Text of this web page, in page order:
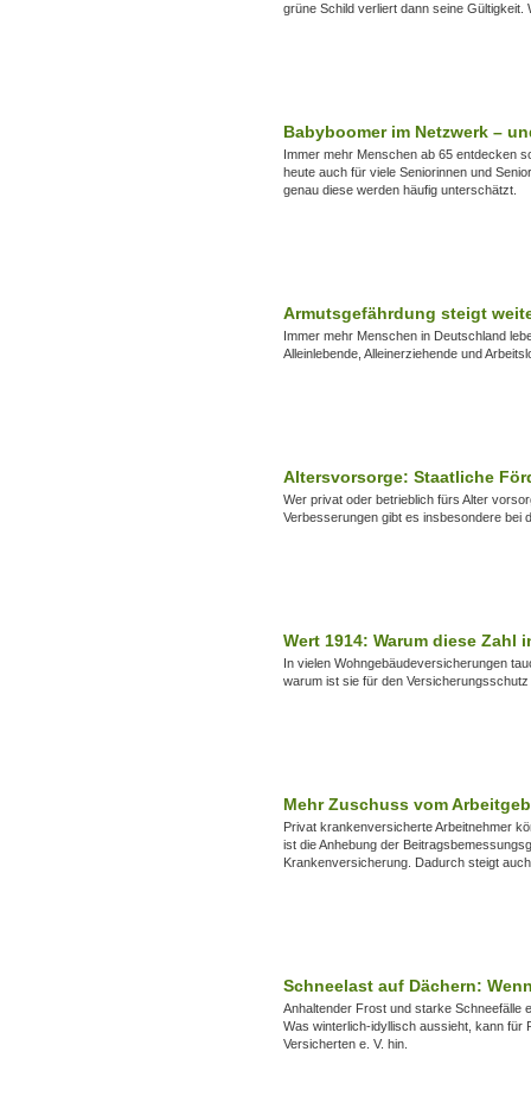
grüne Schild verliert dann seine
Babyboomer im Netzwerk –
Immer mehr Menschen ab 65 entdecken
heute auch für viele Seniorinnen und
genau diese werden häufig unterschätzt.
Armutsgefährdung steigt
Immer mehr Menschen in Deutschland
Alleinlebende, Alleinerziehende und
Altersvorsorge: Staatliche
Wer privat oder betrieblich fürs Alter
Verbesserungen gibt es insbesondere bei
Wert 1914: Warum diese
In vielen Wohngebäudeversicherungen
warum ist sie für den
Mehr Zuschuss vom
Privat krankenversicherte Arbeitnehmer
ist die Anhebung der
Krankenversicherung. Dadurch steigt
Schneelast auf Dächern:
Anhaltender Frost und starke Schneefälle
Was winterlich-idyllisch aussieht, kann für
Versicherten e. V. hin.